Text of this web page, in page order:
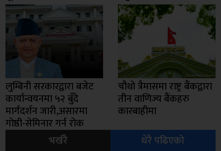
लुम्बिनी सरकारद्वारा बजेट
कार्यान्वयनमा ५२ बुँदे
मार्गदर्शन जारी,असारमा
गोष्ठी-सेमिनार गर्न रोक
चौथो त्रैमासमा राष्ट्र बैंकद्वारा
तीन वाणिज्य बैंकहरु
कारबाहीमा
भर्खरै
धेरै पढिएको